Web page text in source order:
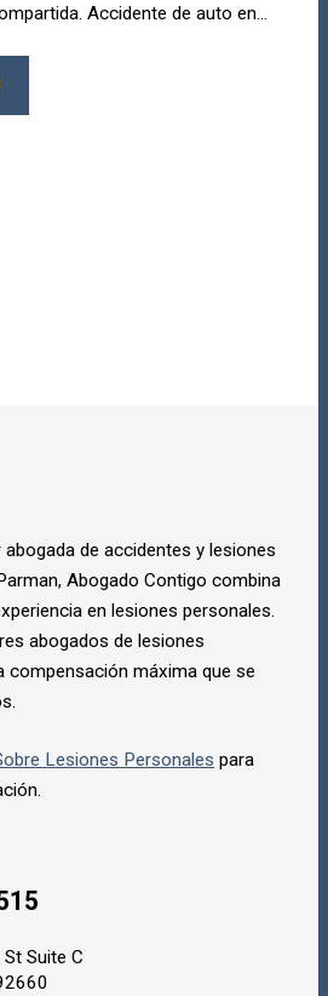
Accidente de auto en...
de accidentes y lesiones
Abogado Contigo combina
en lesiones personales.
abogados de lesiones
compensación máxima que se
Lesiones Personales para
Suite C